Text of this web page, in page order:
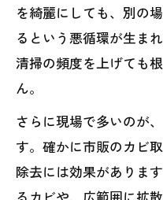
を綺麗にしても、別の
るという悪循環が生ま
清掃の頻度を上げても
ん。
さらに現場で多いのが
す。確かに市販のカビ
除去には効果がありま